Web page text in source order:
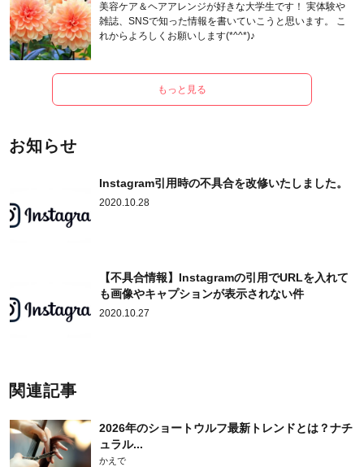
美容ケア＆ヘアアレンジが好きな大学生です！ 実体験や
雑誌、SNSで知った情報を書いていこうと思います。 こ
れからよろしくお願いします(*^^*)♪
もっと見る
お知らせ
Instagram引用時の不具合を改修いたしました。
2020.10.28
【不具合情報】Instagramの引用でURLを入れて
も画像やキャプションが表示されない件
2020.10.27
関連記事
2026年のショートウルフ最新トレンドとは？ナチ
ュラル...
かえで